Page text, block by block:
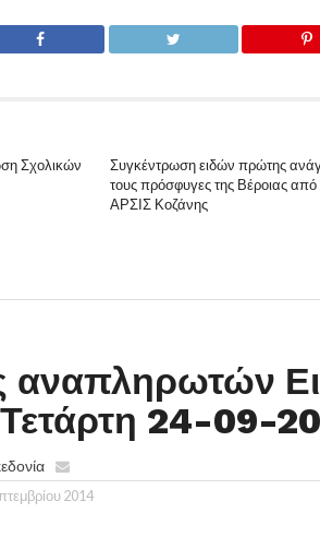
Σχολικών
Συγκέντρωση ειδών πρώτης
τους πρόσφυγες της Βέροιας από
ΑΡΣΙΣ Κοζάνης
αναπληρωτών
Τετάρτη 24-09-
2014